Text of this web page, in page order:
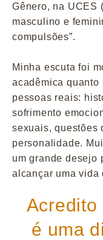
Gênero, na UCES
masculino e
compulsões”.
Minha escuta foi
acadêmica
pessoas reais:
sofrimento
sexuais, questões
personalidade.
um grande desejo
alcançar uma vida
Acredito
é uma